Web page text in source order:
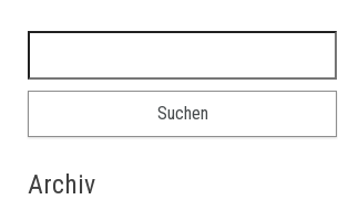
Archiv